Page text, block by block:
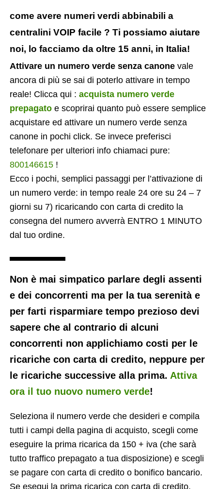
come avere numeri verdi abbinabili a
centralini VOIP facile ? Ti possiamo aiutare
noi, lo facciamo da oltre 15 anni, in Italia!
Attivare un numero verde senza canone vale
ancora di più se sai di poterlo attivare in tempo
reale! Clicca qui : acquista numero verde
prepagato e scoprirai quanto può essere semplice
acquistare ed attivare un numero verde senza
canone in pochi click. Se invece preferisci
telefonare per ulteriori info chiamaci pure:
800146615 !
Ecco i pochi, semplici passaggi per l’attivazione di
un numero verde: in tempo reale 24 ore su 24 – 7
giorni su 7) ricaricando con carta di credito la
consegna del numero avverrà ENTRO 1 MINUTO
dal tuo ordine.
Non è mai simpatico parlare degli assenti
e dei concorrenti ma per la tua serenità e
per farti risparmiare tempo prezioso devi
sapere che al contrario di alcuni
concorrenti non applichiamo costi per le
ricariche con carta di credito, neppure per
le ricariche successive alla prima. Attiva
ora il tuo nuovo numero verde!
Seleziona il numero verde che desideri e compila
tutti i campi della pagina di acquisto, scegli come
eseguire la prima ricarica da 150 + iva (che sarà
tutto traffico prepagato a tua disposizione) e scegli
se pagare con carta di credito o bonifico bancario.
Se esegui la prima ricarica con carta di credito,